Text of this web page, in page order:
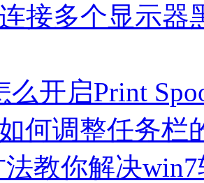
接多个显示器
么开启Print
何调整任务栏
教你解决